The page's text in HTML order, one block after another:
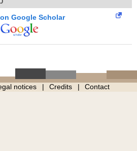
Google Scholar
notices Credits Contact